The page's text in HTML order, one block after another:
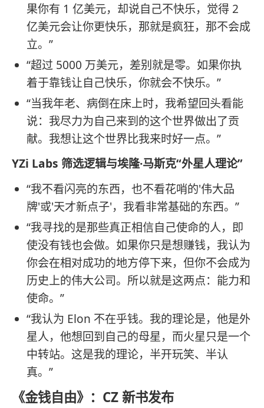
果你有 1 亿美元，却说自己不快乐，觉得 2
亿美元会让你更快乐，那就是疯狂，那不会成
立。”
“超过 5000 万美元，差别就是零。如果你执
着于靠钱让自己快乐，你就会不快乐。”
“当我年老、病倒在床上时，我希望回头看能
说：我尽力为自己来到的这个世界做出了贡
献。我想让这个世界比我来时好一点。”
YZi Labs 筛选逻辑与埃隆·马斯克“外星人理论”
“我不看闪亮的东西，也不看花哨的'伟大品
牌'或'天才新点子'，我看非常基础的东西。”
“我寻找的是那些真正相信自己使命的人，即
使没有钱也会做。如果你只是想赚钱，我认为
你会在相对成功的地方停下来，但你不会成为
历史上的伟大公司。所以就是这两点：能力和
使命。”
“我认为 Elon 不在乎钱。我的理论是，他是外
星人，他想回到自己的母星，而火星只是一个
中转站。这是我的理论，半开玩笑、半认
真。”
《金钱自由》：CZ 新书发布